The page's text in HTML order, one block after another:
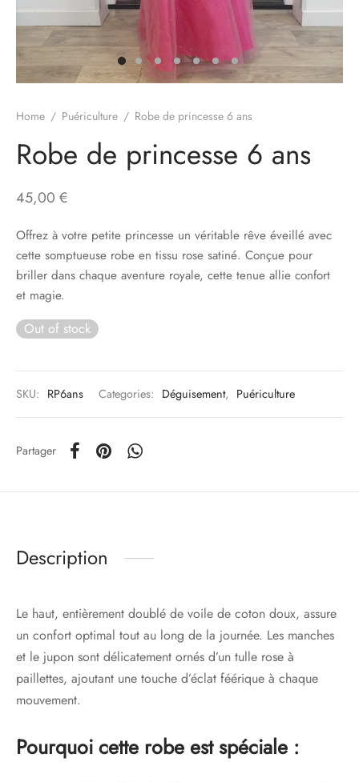
Home / Puériculture / Robe de princesse 6 ans
Robe de princesse 6 ans
45,00 €
Offrez à votre petite princesse un véritable rêve éveillé avec
cette somptueuse robe en tissu rose satiné. Conçue pour
briller dans chaque aventure royale, cette tenue allie confort
et magie.
Out of stock
SKU: RP6ans Categories: Déguisement, Puériculture
Partager
Description
Le haut, entièrement doublé de voile de coton doux, assure
un confort optimal tout au long de la journée. Les manches
et le jupon sont délicatement ornés d’un tulle rose à
paillettes, ajoutant une touche d’éclat féérique à chaque
mouvement.
Pourquoi cette robe est spéciale :